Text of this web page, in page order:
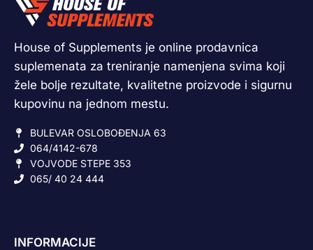
House of Supplements je online prodavnica
suplemenata za treniranje namenjena svima koji
žele bolje rezultate, kvalitetne proizvode i sigurnu
kupovinu na jednom mestu.
BULEVAR OSLOBOĐENJA 63
064/4142-678
VOJVODE STEPE 353
065/ 40 24 444
INFORMACIJE